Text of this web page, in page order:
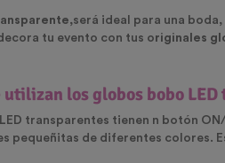
será ideal para una
tu evento con tus originales
utilizan los globos bobo
transparentes tienen n botón
pequeñitas de diferentes colores.